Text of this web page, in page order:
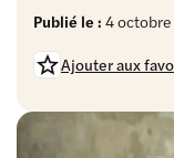
Publié le : 4
Ajouter aux